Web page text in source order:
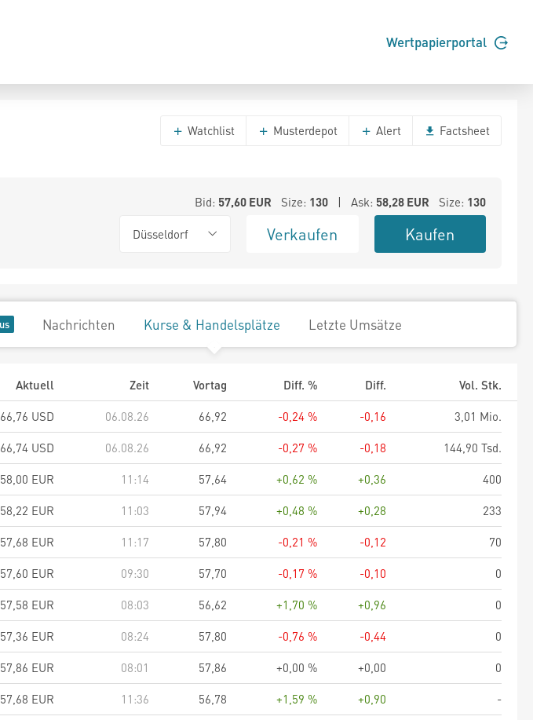
Wertpapierportal
Watchlist Musterdepot Alert Factsheet
Bid: 57,60EUR Size: 130| Ask: 58,28EUR Size: 130
Düsseldorf Verkaufen Kaufen
Nachrichten Kurse & Handelsplätze Letzte Umsätze
Aktuell Zeit Vortag Diff. % Diff.
Vol. Stk.
66,76 USD 06.08.26 66,92 -0,24 % -0,16
3,01 Mio.
66,74 USD 06.08.26 66,92 -0,27 % -0,18
144,90 Tsd.
58,00 EUR 11:14 57,64 +0,62 % +0,36
400
58,22 EUR 11:03 57,94 +0,48 % +0,28
233
57,68 EUR 11:17 57,80 -0,21 % -0,12
70
57,60 EUR 09:30 57,70 -0,17 % -0,10
0
57,58 EUR 08:03 56,62 +1,70 % +0,96
0
57,36 EUR 08:24 57,80 -0,76 % -0,44
0
57,86 EUR 08:01 57,86 +0,00 % +0,00
0
57,68 EUR 11:36 56,78 +1,59 % +0,90
-